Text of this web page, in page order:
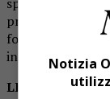
primo passo per
formazione per
infine si arriverà
LEGGI ANCHE:
Notizia